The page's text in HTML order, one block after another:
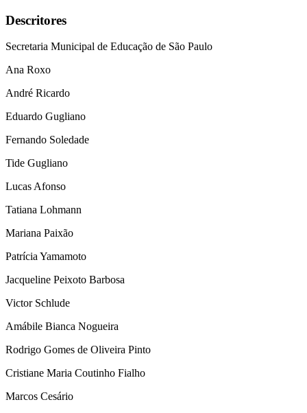
Descritores
Secretaria Municipal de Educação de São Paulo
Ana Roxo
André Ricardo
Eduardo Gugliano
Fernando Soledade
Tide Gugliano
Lucas Afonso
Tatiana Lohmann
Mariana Paixão
Patrícia Yamamoto
Jacqueline Peixoto Barbosa
Victor Schlude
Amábile Bianca Nogueira
Rodrigo Gomes de Oliveira Pinto
Cristiane Maria Coutinho Fialho
Marcos Cesário